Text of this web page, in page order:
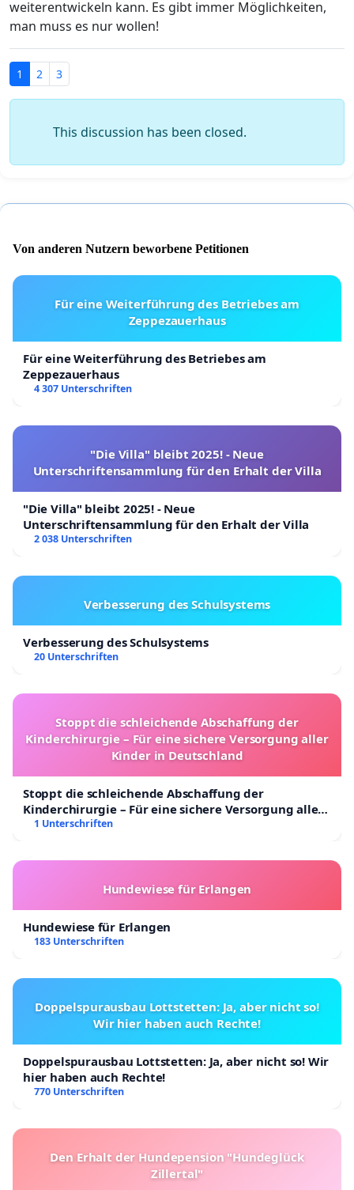
weiterentwickeln kann. Es gibt immer Möglichkeiten,
man muss es nur wollen!
1 2 3
This discussion has been closed.
Von anderen Nutzern beworbene Petitionen
Für eine Weiterführung des Betriebes am
Zeppezauerhaus
Für eine Weiterführung des Betriebes am
Zeppezauerhaus
4 307 Unterschriften
"Die Villa" bleibt 2025! - Neue
Unterschriftensammlung für den Erhalt der Villa
"Die Villa" bleibt 2025! - Neue
Unterschriftensammlung für den Erhalt der Villa
2 038 Unterschriften
Verbesserung des Schulsystems
Verbesserung des Schulsystems
20 Unterschriften
Stoppt die schleichende Abschaffung der
Kinderchirurgie – Für eine sichere Versorgung aller
Kinder in Deutschland
Stoppt die schleichende Abschaffung der
Kinderchirurgie – Für eine sichere Versorgung aller
Kinder in Deutschland
1 Unterschriften
Hundewiese für Erlangen
Hundewiese für Erlangen
183 Unterschriften
Doppelspurausbau Lottstetten: Ja, aber nicht so!
Wir hier haben auch Rechte!
Doppelspurausbau Lottstetten: Ja, aber nicht so! Wir
hier haben auch Rechte!
770 Unterschriften
Den Erhalt der Hundepension "Hundeglück
Zillertal"